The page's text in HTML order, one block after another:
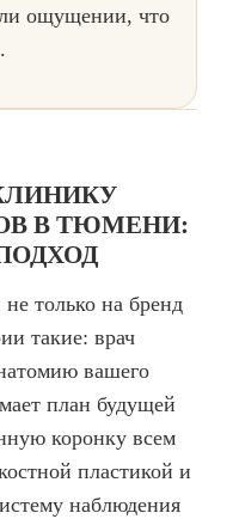
ощущении, что
В ТЮМЕНИ:
только на бренд
такие: врач
вашего
план будущей
коронку всем
пластикой и
наблюдения